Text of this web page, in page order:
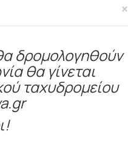
×
δρομολογηθούν
θα γίνεται
ταχυδρομείου